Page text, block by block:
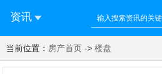
资讯
您好！欢迎来到济南西站棒极网-济
合资讯门户网
登录 注册 微信
当前位置： 房产首页 -> 楼盘